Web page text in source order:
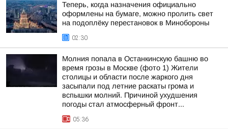
Теперь, когда назначения официально
оформлены на бумаге, можно пролить свет
на подоплёку перестановок в Минобороны
02:30
Молния попала в Останкинскую башню во
время грозы в Москве (фото 1) Жители
столицы и области после жаркого дня
засыпали под летние раскаты грома и
вспышки молний. Причиной ухудшения
погоды стал атмосферный фронт...
05:36